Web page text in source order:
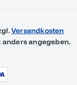
Versandkosten
angegeben.